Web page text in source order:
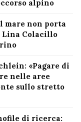
alpino
mare non porta
Lina Colacillo
«Pagare di
nelle aree
sullo stretto
di ricerca: